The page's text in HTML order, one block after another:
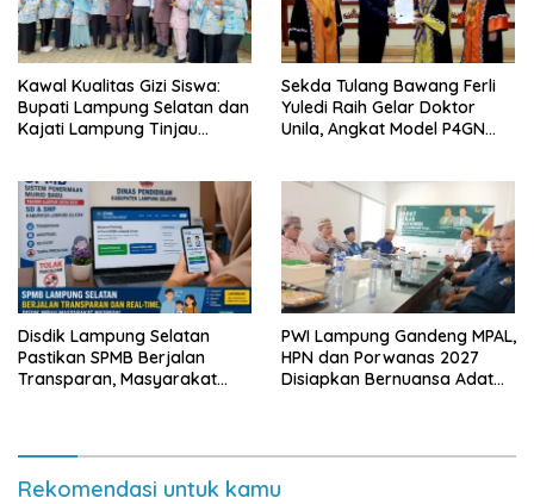
Kawal Kualitas Gizi Siswa:
Bupati Lampung Selatan dan
Kajati Lampung Tinjau
Sekda Tulang Bawang Ferli
Yuledi Raih Gelar Doktor
Unila, Angkat Model P4GN
Disdik Lampung Selatan
Pastikan SPMB Berjalan
Transparan, Masyarakat
PWI Lampung Gandeng MPAL,
HPN dan Porwanas 2027
Disiapkan Bernuansa Adat
Rekomendasi untuk kamu